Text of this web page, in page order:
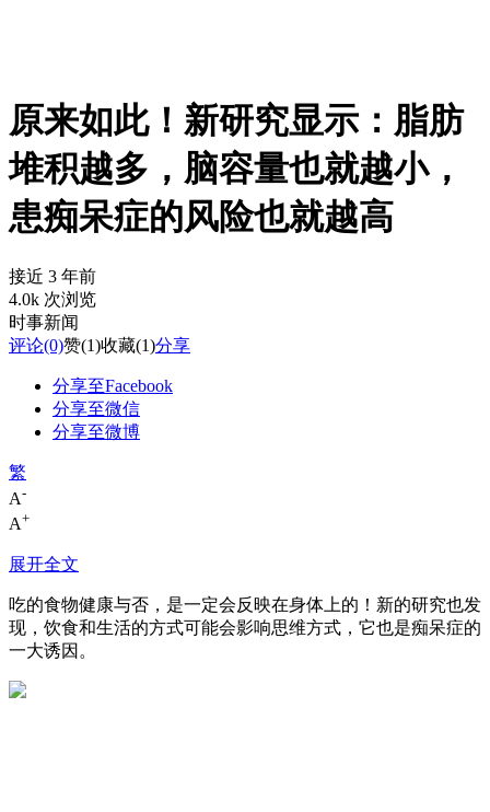
原来如此！新研究显示：脂肪
堆积越多，脑容量也就越小，
患痴呆症的风险也就越高
接近 3 年前
4.0k 次浏览
时事新闻
评论(0)赞(1)收藏(1)分享
分享至Facebook
分享至微信
分享至微博
繁
A-
A+
展开全文
吃的食物健康与否，是一定会反映在身体上的！新的研究也发
现，饮食和生活的方式可能会影响思维方式，它也是痴呆症的
一大诱因。